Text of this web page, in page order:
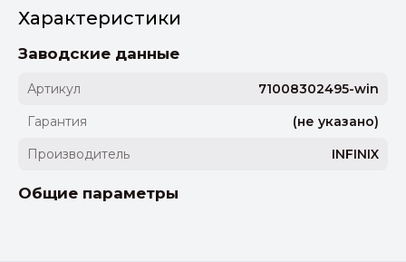
Характеристики
Заводские данные
Артикул
71008302495-win
Гарантия
(не указано)
Производитель
INFINIX
Общие параметры